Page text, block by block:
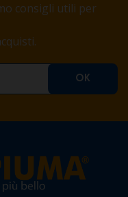
consigli utili per